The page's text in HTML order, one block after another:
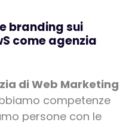
branding sui
come agenzia
di Web Marketing
competenze
persone con le